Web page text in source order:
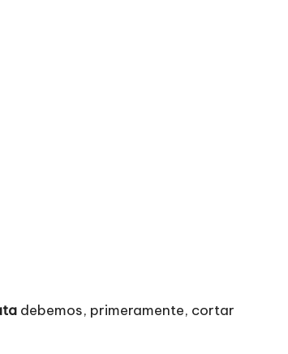
debemos, primeramente, cortar